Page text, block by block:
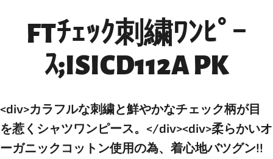
FTﾁｪｯｸ刺繍ﾜﾝﾋﾟｰ
ｽ;ISICD112A PK
<div>カラフルな刺繍と鮮やかなチェック柄が目
を惹くシャツワンピース。</div><div>柔らかいオ
ーガニックコットン使用の為、着心地バツグン!!